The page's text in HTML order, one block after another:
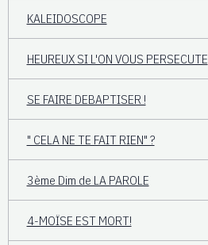
KALEIDOSCOPE
HEUREUX SI L'ON VOUS PERSECUTE
SE FAIRE DEBAPTISER !
" CELA NE TE FAIT RIEN" ?
3ème Dim de LA PAROLE
4-MOÏSE EST MORT!